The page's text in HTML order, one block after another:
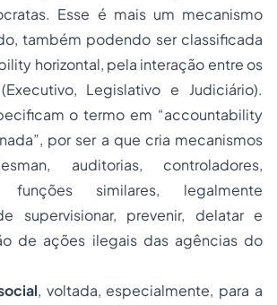
Esse é mais um mecanismo
também podendo ser classificada
horizontal, pela interação entre os
Legislativo e Judiciário).
o termo em “accountability
por ser a que cria mecanismos
auditorias, controladores,
similares, legalmente
supervisionar, prevenir, delatar e
de ações ilegais das agências do
, voltada, especialmente, para a